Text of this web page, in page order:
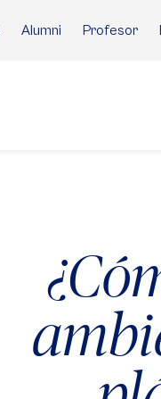
Alumni Profesor